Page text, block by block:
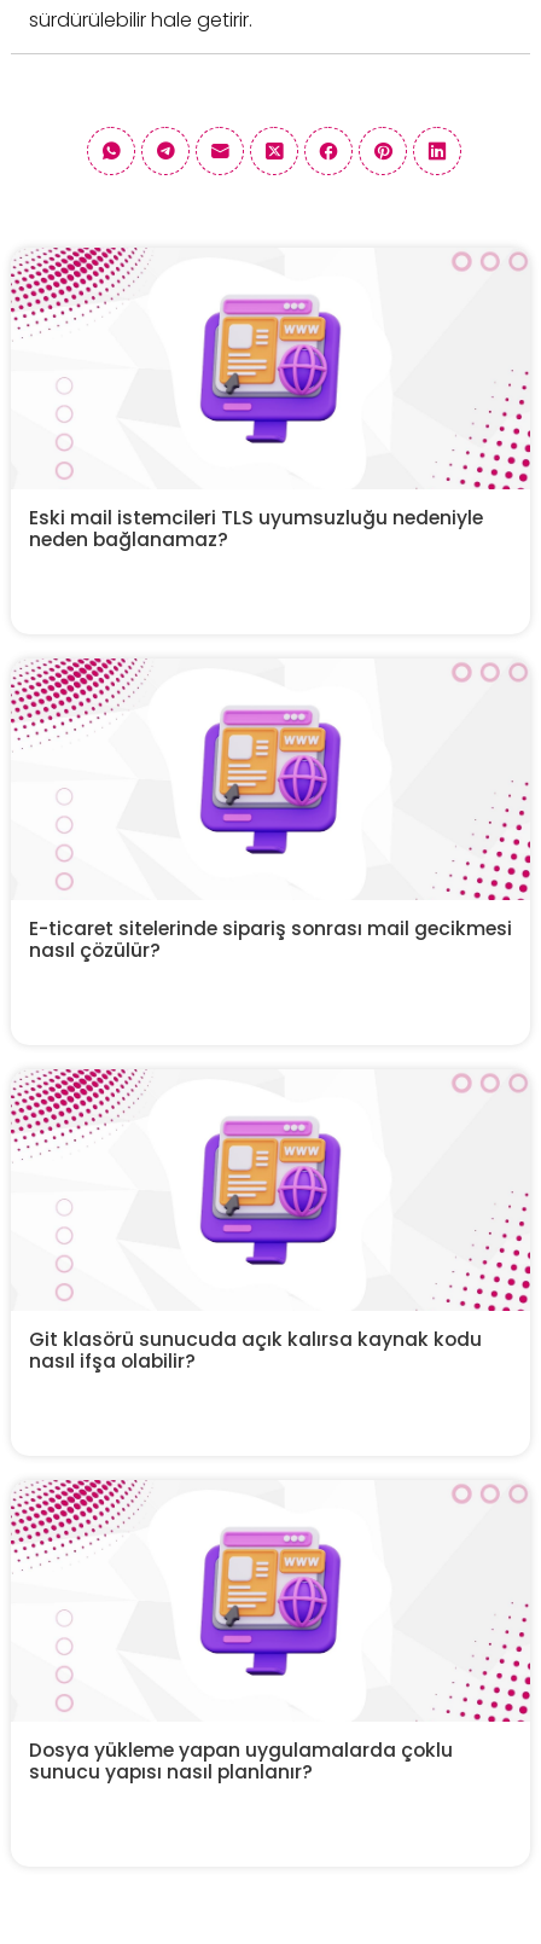
sürdürülebilir hale getirir.
Eski mail istemcileri TLS uyumsuzluğu nedeniyle
neden bağlanamaz?
E-ticaret sitelerinde sipariş sonrası mail gecikmesi
nasıl çözülür?
Git klasörü sunucuda açık kalırsa kaynak kodu
nasıl ifşa olabilir?
Dosya yükleme yapan uygulamalarda çoklu
sunucu yapısı nasıl planlanır?